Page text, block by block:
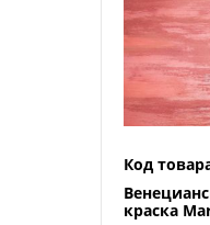
Код
краска